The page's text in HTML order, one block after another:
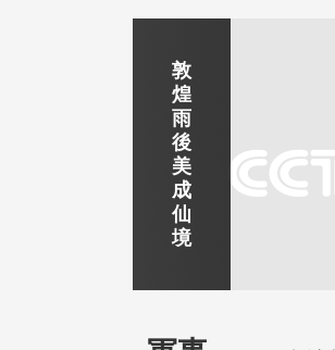
靜賞京娘湖
京娘湖位於邯鄲武安市口上
吉
林
市
北
山
公
園
雲
探
古
北
水
鎮
南
京
玄
武
湖
景
區
焦
作
紅
石
峽
秦
皇
島
金
夢
海
灣
劍
川
下
梅
嶺
瀑
布
煙
雨
齊
雲
山
敦
煌
雨
後
美
成
仙
境